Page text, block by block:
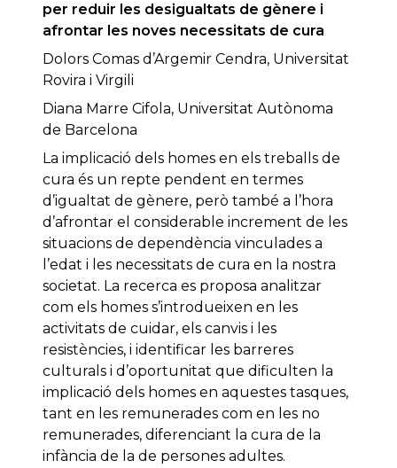
per reduir les desigualtats de gènere i
afrontar les noves necessitats de cura
Dolors Comas d’Argemir Cendra, Universitat
Rovira i Virgili
Diana Marre Cifola, Universitat Autònoma
de Barcelona
La implicació dels homes en els treballs de
cura és un repte pendent en termes
d’igualtat de gènere, però també a l’hora
d’afrontar el considerable increment de les
situacions de dependència vinculades a
l’edat i les necessitats de cura en la nostra
societat. La recerca es proposa analitzar
com els homes s’introdueixen en les
activitats de cuidar, els canvis i les
resistències, i identificar les barreres
culturals i d’oportunitat que dificulten la
implicació dels homes en aquestes tasques,
tant en les remunerades com en les no
remunerades, diferenciant la cura de la
infància de la de persones adultes.